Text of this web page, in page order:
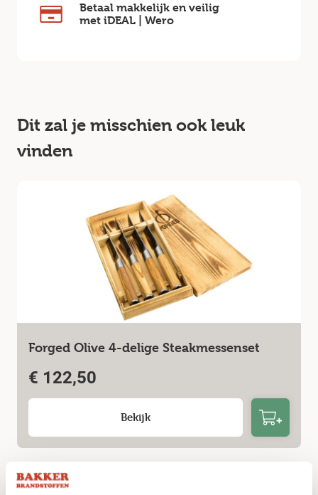
Betaal makkelijk en veilig
met iDEAL | Wero
Dit zal je misschien ook leuk
vinden
Forged Olive 4-delige Steakmessenset
€ 122,50
Bekijk